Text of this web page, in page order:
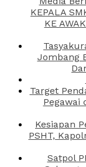
KEPALA
KE
Jombang
Target
Pegawai
Kesiapan
PSHT,
Satpol